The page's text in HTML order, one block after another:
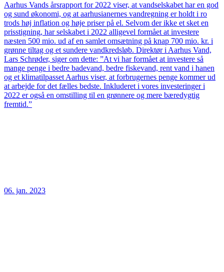
Aarhus Vands årsrapport for 2022 viser, at vandselskabet har en god
og sund økonomi, og at aarhusianernes vandregning er holdt i ro
trods høj inflation og høje priser på el. Selvom der ikke et sket en
prisstigning, har selskabet i 2022 alligevel formået at investere
næsten 500 mio. ud af en samlet omsætning på knap 700 mio. kr. i
grønne tiltag og et sundere vandkredsløb. Direktør i Aarhus Vand,
Lars Schrøder, siger om dette: ”At vi har formået at investere så
mange penge i bedre badevand, bedre fiskevand, rent vand i hanen
og et klimatilpasset Aarhus viser, at forbrugernes penge kommer ud
at arbejde for det fælles bedste. Inkluderet i vores investeringer i
2022 er også en omstilling til en grønnere og mere bæredygtig
fremtid.”
06. jan. 2023